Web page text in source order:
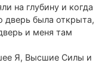
на глубину и когда
дверь была открыта,
и меня там
Я, Высшие Силы и